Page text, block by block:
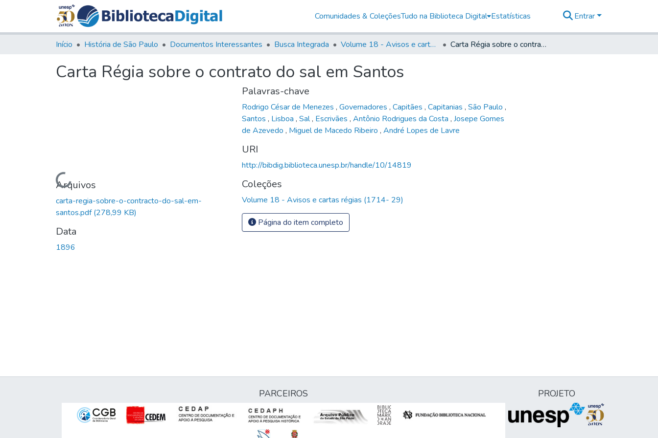
Comunidades & ColeçõesTudo na Biblioteca Digital Estatísticas Entrar
Início História de São Paulo Documentos Interessantes Busca Integrada Volume 18 - Avisos e cartas régias (1714- 29) Carta Régia sobre o contrato do sal em Santos
Carta Régia sobre o contrato do sal em Santos
Carregando...
Arquivos
carta-regia-sobre-o-contracto-do-sal-em-
santos.pdf(278,99 KB)
Data
1896
Palavras-chave
Rodrigo César de Menezes , Governadores , Capitães , Capitanias , São Paulo ,
Santos , Lisboa , Sal, Escrivães , Antônio Rodrigues da Costa , Josepe Gomes
de Azevedo , Miguel de Macedo Ribeiro , André Lopes de Lavre
URI
http://bibdig.biblioteca.unesp.br/handle/10/14819
Coleções
Volume 18 - Avisos e cartas régias (1714- 29)
Página do item completo
PARCEIROS PROJETO